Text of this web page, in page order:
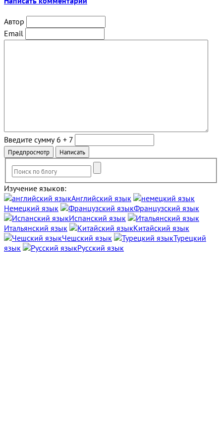
Автор
Email
Введите сумму 6 + 7
Изучение языков:
Английский язык
Немецкий язык
Французский язык
Испанский язык
Итальянский язык
Китайский язык
Чешский язык
Турецкий
язык
Русский язык